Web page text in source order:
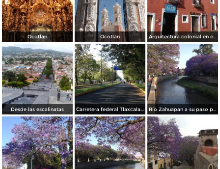
Ocotlán Ocotlán Arquitectura colonial en el Centro Histórico de Tlaxcala. Octubre/2018
Desde las escalinatas Carretera federal Tlaxcala-Puebla. Junio/2018 Río Zahuapan a su paso por la capital de Tlaxcala. Abril/2018